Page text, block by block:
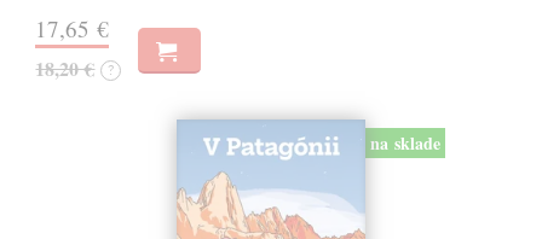
17,65 €
18,20 € ?
na sklade